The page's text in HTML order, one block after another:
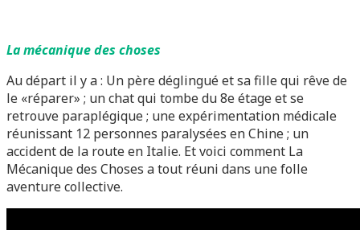
La mécanique des choses
Au départ il y a : Un père déglingué et sa fille qui rêve de
le «réparer» ; un chat qui tombe du 8e étage et se
retrouve paraplégique ; une expérimentation médicale
réunissant 12 personnes paralysées en Chine ; un
accident de la route en Italie. Et voici comment La
Mécanique des Choses a tout réuni dans une folle
aventure collective.